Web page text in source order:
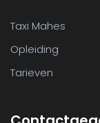
Taxi Mahes
Opleiding
Tarieven